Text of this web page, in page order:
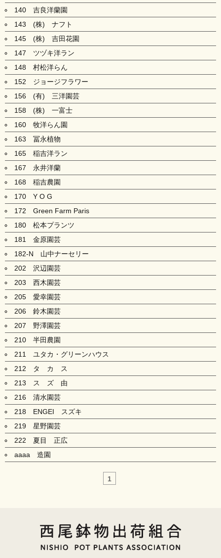
140 吉良洋蘭園
143 (株) ナフト
145 (株) 吉田花園
147 ツヅキ洋ラン
148 村松洋らん
152 ジョージフラワー
156 (有) 三洋園芸
158 (株) 一富士
160 牧洋らん園
163 冨永植物
165 稲吉洋ラン
167 永井洋蘭
168 稲吉農園
170 Y O G
172 Green Farm Paris
180 松本プランツ
181 金原園芸
182-N 山中ナーセリー
202 沢辺園芸
203 西木園芸
205 愛幸園芸
206 鈴木園芸
207 野澤園芸
210 半田農園
211 ユタカ・グリーンハウス
212 タ カ ス
213 ス ズ 由
216 清水園芸
218 ENGEI スズキ
219 星野園芸
222 夏目 正広
aaaa 造園
1